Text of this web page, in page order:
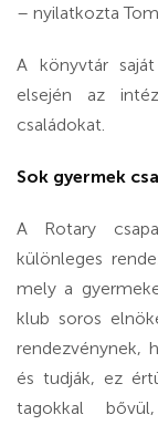
– nyilatkozta
A könyvtár
elsején az
családokat.
Sok gyermek
A Rotary
különleges
mely a
klub soros
rendezvénynek,
és tudják, ez
tagokkal